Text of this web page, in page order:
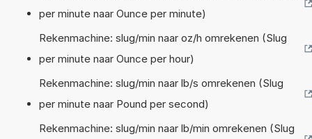
per minute naar Ounce per minute)
Rekenmachine: slug/min naar oz/h omrekenen (Slug
per minute naar Ounce per hour)
Rekenmachine: slug/min naar lb/s omrekenen (Slug
per minute naar Pound per second)
Rekenmachine: slug/min naar lb/min omrekenen (Slug